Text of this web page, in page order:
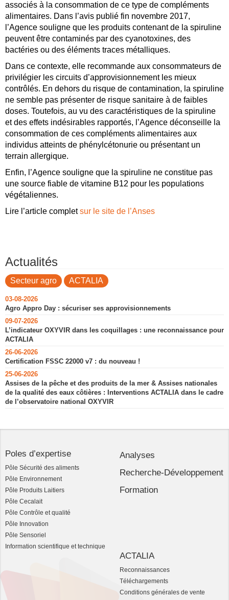
associés à la consommation de ce type de compléments
alimentaires. Dans l’avis publié fin novembre 2017,
l’Agence souligne que les produits contenant de la spiruline
peuvent être contaminés par des cyanotoxines, des
bactéries ou des éléments traces métalliques.
Dans ce contexte, elle recommande aux consommateurs de
privilégier les circuits d’approvisionnement les mieux
contrôlés. En dehors du risque de contamination, la spiruline
ne semble pas présenter de risque sanitaire à de faibles
doses. Toutefois, au vu des caractéristiques de la spiruline
et des effets indésirables rapportés, l’Agence déconseille la
consommation de ces compléments alimentaires aux
individus atteints de phénylcétonurie ou présentant un
terrain allergique.
Enfin, l’Agence souligne que la spiruline ne constitue pas
une source fiable de vitamine B12 pour les populations
végétaliennes.
Lire l’article completsur le site de l’Anses
Actualités
Secteur agro ACTALIA
03-08-2026
Agro Appro Day : sécuriser ses approvisionnements
09-07-2026
L’indicateur OXYVIR dans les coquillages : une reconnaissance pour
ACTALIA
26-06-2026
Certification FSSC 22000 v7 : du nouveau !
25-06-2026
Assises de la pêche et des produits de la mer & Assises nationales
de la qualité des eaux côtières : Interventions ACTALIA dans le cadre
de l’observatoire national OXYVIR
Poles d’expertise
Pôle Sécurité des aliments
Pôle Environnement
Pôle Produits Laitiers
Pôle Cecalait
Pôle Contrôle et qualité
Pôle Innovation
Pôle Sensoriel
Information scientifique et technique
Analyses
Recherche-Développement
Formation
ACTALIA
Reconnaissances
Téléchargements
Conditions générales de vente